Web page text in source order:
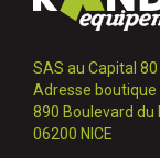
SAS au Capital
Adresse boutique
890 Boulevard
06200 NICE